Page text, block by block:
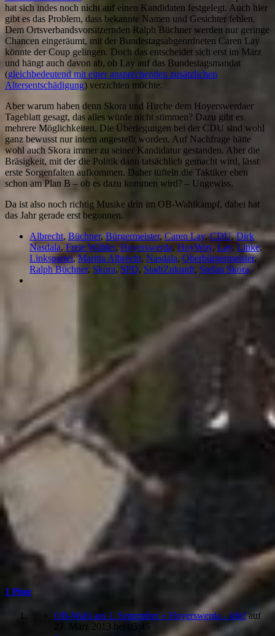
hat sich indes noch nicht auf einen Kandidaten festgelegt. Auch hier
gibt es das Problem, dass bekannte Namen und Gesichter fehlen.
Dem Ortsverbandsvorsitzernden Ralph Büchner werden nur geringe
Chancen eingeräumt, mit der Bundestagsabgeordneten Caren Lay
könnte der Coup gelingen. Doch das entscheidet sich erst im März
und hängt auch davon ab, ob Lay auf das Bundestagsmandat
(gleichbedeutend mit einer ansprechenden zusätzlichen
Altersentschädigung) verzichten möchte.
Aber warum haben denn Skora und Hirche dem Hoyerswerdaer
Tageblatt gesagt, das alles würde nicht stimmen? Dazu gibt es
mehrere Möglichkeiten. Die Überlegungen bei der CDU sind wohl
ganz bewusst nur intern angestellt worden. Auf Nachfrage hätte
wohl auch Skora immer zu seiner Kandidatur gestanden. Aber die
Bräsigkeit, mit der die Politik dann tatsächlich gemacht wird, lässt
erste Sorgenfalten aufkommen. Daher tüfteln die Taktiker eben
schon am Plan B – ob es dazu kommen wird? – Ungewiss.
Da ist also noch richtig Musike drin im OB-Wahlkampf, dabei hat
das Jahr gerade erst begonnen.
Albrecht, Büchner, Bürgermeister, Caren Lay,CDU,Dirk
Nasdala, Freie Wähler, Hoyerswerda, HoyWoy, Lay, Linke,
Linkspartei,Maritta Albrecht, Nasdala, Oberbürgermeister,
Ralph Büchner, Skora, SPD, StadtZukunft, Stefan Skora
1 Ping
OB-Wahl am 1. September » Hoyerswerda - lebt!auf
27. März 2013 bei 05:45